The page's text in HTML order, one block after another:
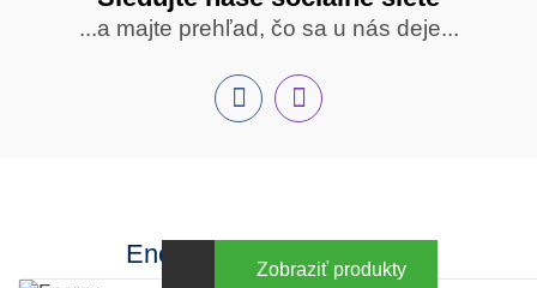
nás
...a majte prehľad, čo sa u nás deje...
FacebookINstagram
Energy za výhodné ceny
Zobraziť produkty